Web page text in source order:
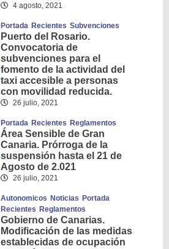
4 agosto, 2021
Portada Recientes Subvenciones
Puerto del Rosario.
Convocatoria de
subvenciones para el
fomento de la actividad del
taxi accesible a personas
con movilidad reducida.
26 julio, 2021
Portada Recientes Reglamentos
Área Sensible de Gran
Canaria. Prórroga de la
suspensión hasta el 21 de
Agosto de 2.021
26 julio, 2021
Autonomicos Noticias Portada
Recientes Reglamentos
Gobierno de Canarias.
Modificación de las medidas
establecidas de ocupación